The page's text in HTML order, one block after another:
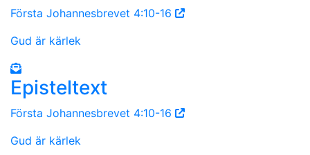
Första Johannesbrevet 4:10-16
Gud är kärlek
Episteltext
Första Johannesbrevet 4:10-16
Gud är kärlek